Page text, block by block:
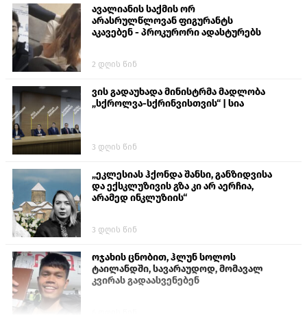
ავალიანის საქმის ორ
არასრულწლოვან ფიგურანტს
აკავებენ - პროკურორი ადასტურებს
2 დღის წინ
ვის გადაუხადა მინისტრმა მადლობა
„სქროლვა-სქრინვისთვის“ | სია
3 დღის წინ
„ეკლესიას ჰქონდა შანსი, განზიდვისა
და ექსკლუზივის გზა კი არ აერჩია,
არამედ ინკლუზიის“
3 დღის წინ
ოჯახის ცნობით, ჰლუნ სოლოს
ტაილანდში, სავარაუდოდ, მომავალ
კვირას გადაასვენებენ